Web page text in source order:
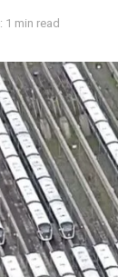
1 min read